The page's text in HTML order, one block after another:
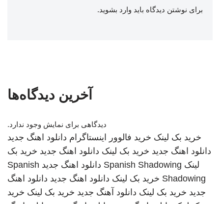
برای نوشتن دیدگاه باید وارد بشوید.
آخرین دیدگاه‌ها
دیدگاهی برای نمایش وجود ندارد.
خرید بک لینک خرید فالوور اینستاگرام دانلود اهنگ جدید
دانلود اهنگ جدید خرید بک لینک دانلود اهنگ جدید خرید بک
لینک Spanish Shadowing دانلود اهنگ جدید Spanish
Shadowing خرید بک لینک دانلود اهنگ جدید دانلود اهنگ
جدید خرید بک لینک دانلود آهنگ جدید خرید بک لینک خرید